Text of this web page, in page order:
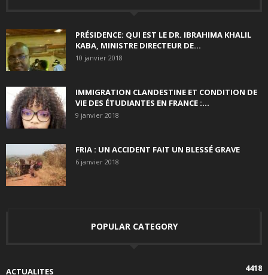
PRÉSIDENCE: QUI EST LE DR. IBRAHIMA KHALIL
KABA, MINISTRE DIRECTEUR DE...
10 janvier 2018
IMMIGRATION CLANDESTINE ET CONDITION DE
VIE DES ÉTUDIANTES EN FRANCE :...
9 janvier 2018
FRIA : UN ACCIDENT FAIT UN BLESSÉ GRAVE
6 janvier 2018
POPULAR CATEGORY
ACTUALITES
4418